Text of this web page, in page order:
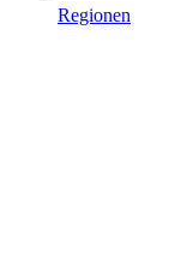
Regionen